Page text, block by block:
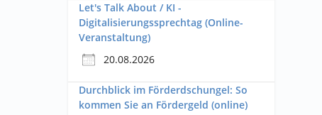
Let's Talk About / KI -
Digitalisierungssprechtag (Online-
Veranstaltung)
20.08.2026
Durchblick im Förderdschungel: So
kommen Sie an Fördergeld (online)